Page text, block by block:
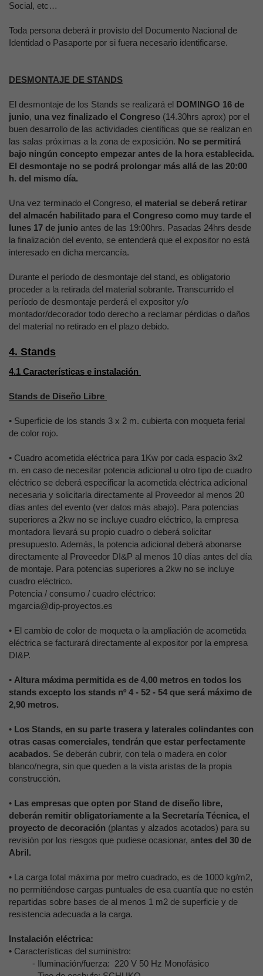
Social, etc…
Toda persona deberá ir provisto del Documento Nacional de
Identidad o Pasaporte por si fuera necesario identificarse.
DESMONTAJE DE STANDS
El desmontaje de los Stands se realizará el DOMINGO 16 de
junio, una vez finalizado el Congreso (14.30hrs aprox) por el
buen desarrollo de las actividades científicas que se realizan en
las salas próximas a la zona de exposición. No se permitirá
bajo ningún concepto empezar antes de la hora establecida.
El desmontaje no se podrá prolongar más allá de las 20:00
h. del mismo día.
Una vez terminado el Congreso, el material se deberá retirar
del almacén habilitado para el Congreso como muy tarde el
lunes 17 de junio antes de las 19:00hrs. Pasadas 24hrs desde
la finalización del evento, se entenderá que el expositor no está
interesado en dicha mercancía.
Durante el período de desmontaje del stand, es obligatorio
proceder a la retirada del material sobrante. Transcurrido el
período de desmontaje perderá el expositor y/o
montador/decorador todo derecho a reclamar pérdidas o daños
del material no retirado en el plazo debido.
4. Stands
4.1 Características e instalación
Stands de Diseño Libre
• Superficie de los stands 3 x 2 m. cubierta con moqueta ferial
de color rojo.
• Cuadro acometida eléctrica para 1Kw por cada espacio 3x2
m. en caso de necesitar potencia adicional u otro tipo de cuadro
eléctrico se deberá especificar la acometida eléctrica adicional
necesaria y solicitarla directamente al Proveedor al menos 20
días antes del evento (ver datos más abajo). Para potencias
superiores a 2kw no se incluye cuadro eléctrico, la empresa
montadora llevará su propio cuadro o deberá solicitar
presupuesto. Además, la potencia adicional deberá abonarse
directamente al Proveedor DI&P al menos 10 días antes del día
de montaje. Para potencias superiores a 2kw no se incluye
cuadro eléctrico.
Potencia / consumo / cuadro eléctrico:
mgarcia@dip-proyectos.es
• El cambio de color de moqueta o la ampliación de acometida
eléctrica se facturará directamente al expositor por la empresa
DI&P.
• Altura máxima permitida es de 4,00 metros en todos los
stands excepto los stands nº 4 - 52 - 54 que será máximo de
2,90 metros.
• Los Stands, en su parte trasera y laterales colindantes con
otras casas comerciales, tendrán que estar perfectamente
acabados. Se deberán cubrir, con tela o madera en color
blanco/negra, sin que queden a la vista aristas de la propia
construcción.
• Las empresas que opten por Stand de diseño libre,
deberán remitir obligatoriamente a la Secretaría Técnica, el
proyecto de decoración (plantas y alzados acotados) para su
revisión por los riesgos que pudiese ocasionar, antes del 30 de
Abril.
• La carga total máxima por metro cuadrado, es de 1000 kg/m2,
no permitiéndose cargas puntuales de esa cuantía que no estén
repartidas sobre bases de al menos 1 m2 de superficie y de
resistencia adecuada a la carga.
Instalación eléctrica:
• Características del suministro:
- Iluminación/fuerza: 220 V 50 Hz Monofásico